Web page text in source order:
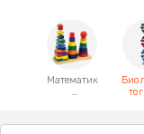
Математик